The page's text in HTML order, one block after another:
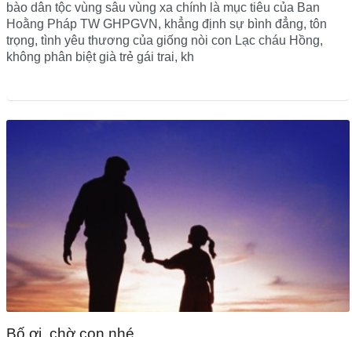
bào dân tộc vùng sâu vùng xa chính là mục tiêu của Ban
Hoằng Pháp TW GHPGVN, khẳng định sự bình đẳng, tôn
trọng, tình yêu thương của giống nòi con Lạc cháu Hồng,
không phân biệt già trẻ gái trai, kh
Bố ơi, chờ con nhé…